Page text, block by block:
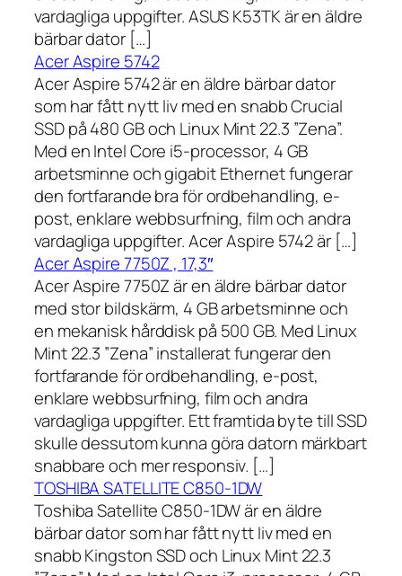
vardagliga uppgifter. ASUS K53TK är en äldre
bärbar dator […]
Acer Aspire 5742
Acer Aspire 5742 är en äldre bärbar dator
som har fått nytt liv med en snabb Crucial
SSD på 480 GB och Linux Mint 22.3 ”Zena”.
Med en Intel Core i5-processor, 4 GB
arbetsminne och gigabit Ethernet fungerar
den fortfarande bra för ordbehandling, e-
post, enklare webbsurfning, film och andra
vardagliga uppgifter. Acer Aspire 5742 är […]
Acer Aspire 7750Z , 17,3″
Acer Aspire 7750Z är en äldre bärbar dator
med stor bildskärm, 4 GB arbetsminne och
en mekanisk hårddisk på 500 GB. Med Linux
Mint 22.3 ”Zena” installerat fungerar den
fortfarande för ordbehandling, e-post,
enklare webbsurfning, film och andra
vardagliga uppgifter. Ett framtida byte till SSD
skulle dessutom kunna göra datorn märkbart
snabbare och mer responsiv. […]
TOSHIBA SATELLITE C850-1DW
Toshiba Satellite C850-1DW är en äldre
bärbar dator som har fått nytt liv med en
snabb Kingston SSD och Linux Mint 22.3